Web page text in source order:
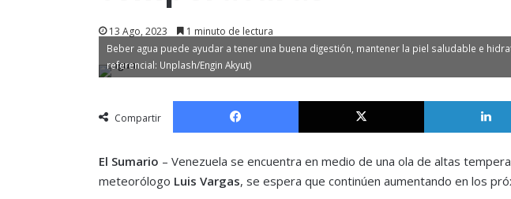
13 Ago, 2023 1 minuto de lectura
Beber agua puede ayudar a tener una buena digestión, mantener la piel saludable e
referencial: Unplash/Engin Akyut)
Compartir
Facebook X
El Sumario – Venezuela se encuentra en medio de una ola de altas
meteorólogo Luis Vargas, se espera que continúen aumentando en los